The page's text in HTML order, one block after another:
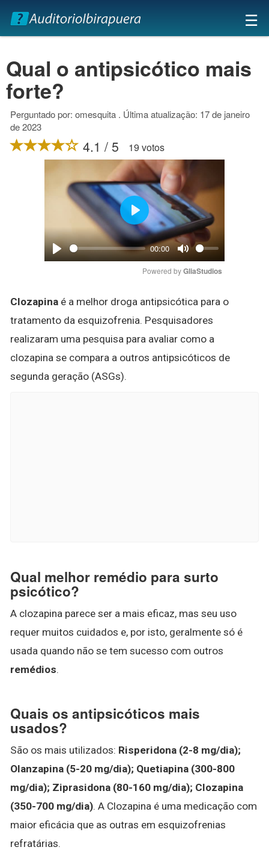
×
☰
Qual o antipsicótico mais
forte?
Perguntado por: omesquita . Última atualização: 17 de janeiro
de 2023
4.1 / 5 19 votos
Play
00:00
Mute
Play
Powered by GliaStudios
Clozapina é a melhor droga antipsicótica para o
tratamento da esquizofrenia. Pesquisadores
realizaram uma pesquisa para avaliar como a
clozapina se compara a outros antipsicóticos de
segunda geração (ASGs).
Qual melhor remédio para surto
psicótico?
A clozapina parece ser a mais eficaz, mas seu uso
requer muitos cuidados e, por isto, geralmente só é
usada quando não se tem sucesso com outros
remédios.
Quais os antipsicóticos mais
usados?
São os mais utilizados: Risperidona (2-8 mg/dia);
Olanzapina (5-20 mg/dia); Quetiapina (300-800
mg/dia); Ziprasidona (80-160 mg/dia); Clozapina
(350-700 mg/dia). A Clozapina é uma medicação com
maior eficácia que as outras em esquizofrenias
refratárias.